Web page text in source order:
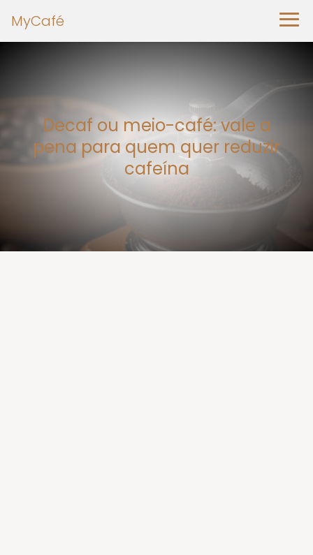
MyCafé
Decaf ou meio-café: vale a
pena para quem quer reduzir
cafeína